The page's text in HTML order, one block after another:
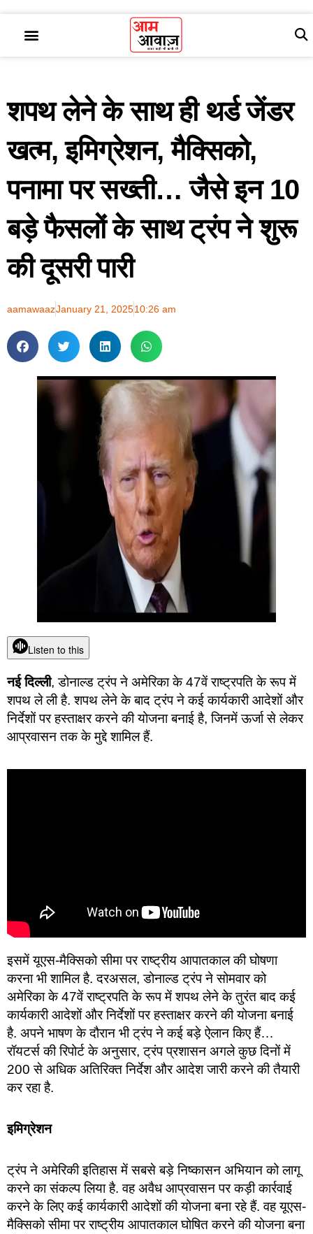
शपथ लेने के साथ ही थर्ड जेंडर
खत्म, इमिग्रेशन, मैक्सिको,
पनामा पर सख्ती… जैसे इन 10
बड़े फैसलों के साथ ट्रंप ने शुरू
की दूसरी पारी
aamawaazJanuary 21, 202510:26 am
Listen to this
नई दिल्ली, डोनाल्ड ट्रंप ने अमेरिका के 47वें राष्ट्रपति के रूप में
शपथ ले ली है. शपथ लेने के बाद ट्रंप ने कई कार्यकारी आदेशों और
निर्देशों पर हस्ताक्षर करने की योजना बनाई है, जिनमें ऊर्जा से लेकर
आप्रवासन तक के मुद्दे शामिल हैं.
इसमें यूएस-मैक्सिको सीमा पर राष्ट्रीय आपातकाल की घोषणा
करना भी शामिल है. दरअसल, डोनाल्ड ट्रंप ने सोमवार को
अमेरिका के 47वें राष्ट्रपति के रूप में शपथ लेने के तुरंत बाद कई
कार्यकारी आदेशों और निर्देशों पर हस्ताक्षर करने की योजना बनाई
है. अपने भाषण के दौरान भी ट्रंप ने कई बड़े ऐलान किए हैं…
रॉयटर्स की रिपोर्ट के अनुसार, ट्रंप प्रशासन अगले कुछ दिनों में
200 से अधिक अतिरिक्त निर्देश और आदेश जारी करने की तैयारी
कर रहा है.
इमिग्रेशन
ट्रंप ने अमेरिकी इतिहास में सबसे बड़े निष्कासन अभियान को लागू
करने का संकल्प लिया है. वह अवैध आप्रवासन पर कड़ी कार्रवाई
करने के लिए कई कार्यकारी आदेशों की योजना बना रहे हैं. वह यूएस-
मैक्सिको सीमा पर राष्ट्रीय आपातकाल घोषित करने की योजना बना